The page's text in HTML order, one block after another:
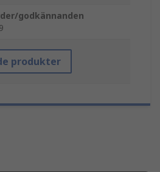
godkännanden
produkter